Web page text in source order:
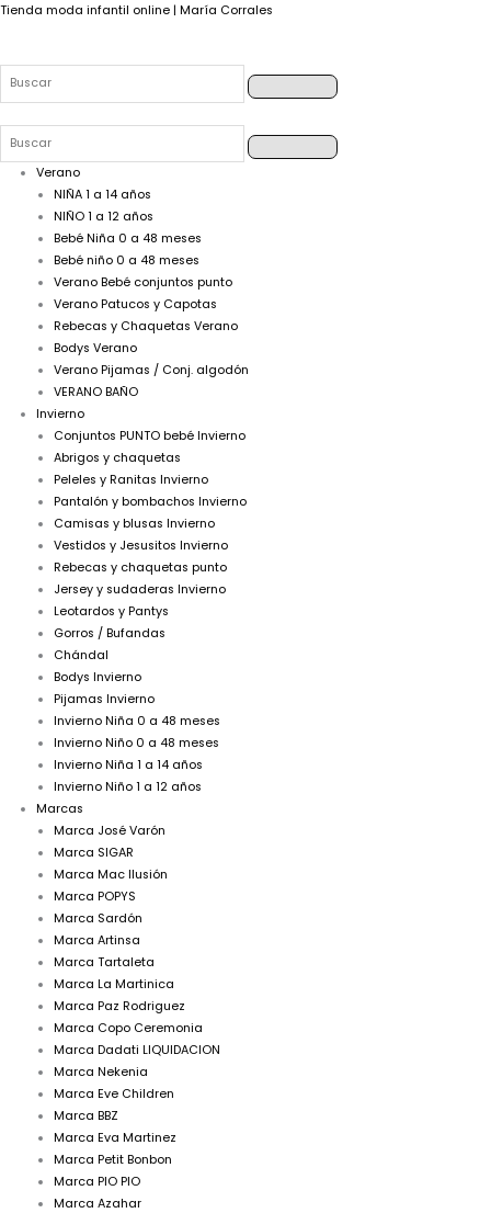
Tienda moda infantil online | María Corrales
Buscar
Buscar
Verano
NIÑA 1 a 14 años
NIÑO 1 a 12 años
Bebé Niña 0 a 48 meses
Bebé niño 0 a 48 meses
Verano Bebé conjuntos punto
Verano Patucos y Capotas
Rebecas y Chaquetas Verano
Bodys Verano
Verano Pijamas / Conj. algodón
VERANO BAÑO
Invierno
Conjuntos PUNTO bebé Invierno
Abrigos y chaquetas
Peleles y Ranitas Invierno
Pantalón y bombachos Invierno
Camisas y blusas Invierno
Vestidos y Jesusitos Invierno
Rebecas y chaquetas punto
Jersey y sudaderas Invierno
Leotardos y Pantys
Gorros / Bufandas
Chándal
Bodys Invierno
Pijamas Invierno
Invierno Niña 0 a 48 meses
Invierno Niño 0 a 48 meses
Invierno Niña 1 a 14 años
Invierno Niño 1 a 12 años
Marcas
Marca José Varón
Marca SIGAR
Marca Mac Ilusión
Marca POPYS
Marca Sardón
Marca Artinsa
Marca Tartaleta
Marca La Martinica
Marca Paz Rodriguez
Marca Copo Ceremonia
Marca Dadati LIQUIDACION
Marca Nekenia
Marca Eve Children
Marca BBZ
Marca Eva Martinez
Marca Petit Bonbon
Marca PIO PIO
Marca Azahar